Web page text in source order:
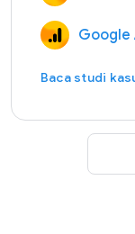
Google
Baca studi